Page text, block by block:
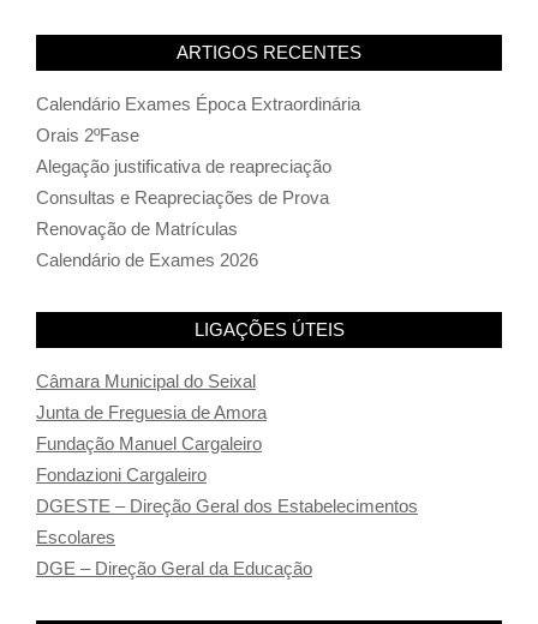
ARTIGOS RECENTES
Calendário Exames Época Extraordinária
Orais 2ºFase
Alegação justificativa de reapreciação
Consultas e Reapreciações de Prova
Renovação de Matrículas
Calendário de Exames 2026
LIGAÇÕES ÚTEIS
Câmara Municipal do Seixal
Junta de Freguesia de Amora
Fundação Manuel Cargaleiro
Fondazioni Cargaleiro
DGESTE – Direção Geral dos Estabelecimentos
Escolares
DGE – Direção Geral da Educação